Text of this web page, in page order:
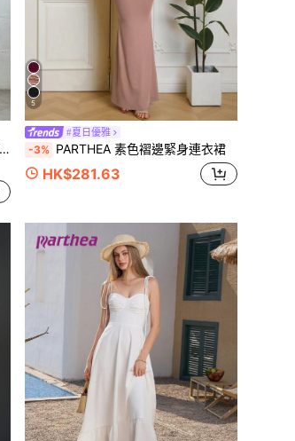
5
#夏日優雅
-3% PARTHEA 素色褶邊緊身連衣裙
HK$281.63